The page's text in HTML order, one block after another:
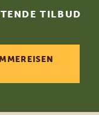
TILBUD